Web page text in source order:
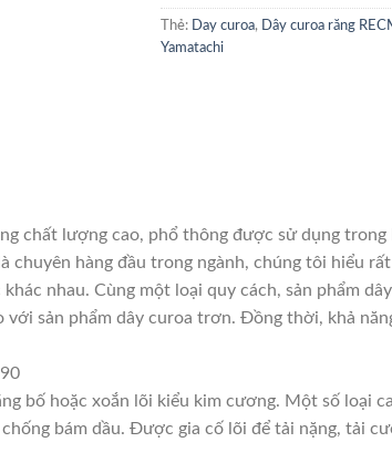
Thẻ: Day curoa, Dây curoa răng
Yamatachi
chất lượng cao, phổ thông được sử dụng trong
hàng đầu trong ngành, chúng tôi hiểu
nhau. Cùng một loại quy cách, sản phẩm
sản phẩm dây curoa trơn. Đồng thời, khả
bố hoặc xoắn lõi kiểu kim cương. Một số loại
bám dầu. Được gia cố lõi để tải nặng, tải